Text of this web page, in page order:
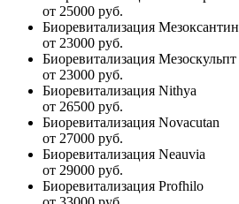
от 25000 руб.
Биоревитализация Мезоксантин
от 23000 руб.
Биоревитализация Мезоскульпт
от 23000 руб.
Биоревитализация Nithya
от 26500 руб.
Биоревитализация Novacutan
от 27000 руб.
Биоревитализация Neauvia
от 29000 руб.
Биоревитализация Profhilo